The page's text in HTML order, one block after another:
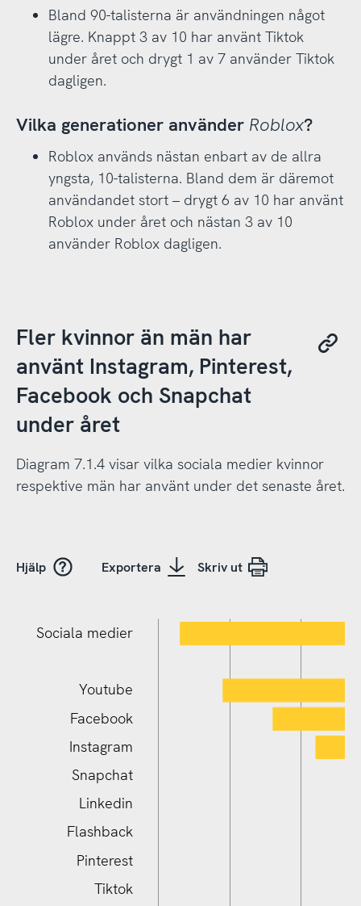
Bland 90-talisterna är användningen något
lägre. Knappt 3 av 10 har använt Tiktok
under året och drygt 1 av 7 använder Tiktok
dagligen.
Vilka generationer använder Roblox?
Roblox används nästan enbart av de allra
yngsta, 10-talisterna. Bland dem är däremot
användandet stort – drygt 6 av 10 har använt
Roblox under året och nästan 3 av 10
använder Roblox dagligen.
Fler kvinnor än män har
använt Instagram, Pinterest,
Facebook och Snapchat
under året
Diagram 7.1.4 visar vilka sociala medier kvinnor
respektive män har använt under det senaste året.
Hjälp Exportera Skriv ut
Tiktok
Pinterest
Flashback
Linkedin
Snapchat
Instagram
Facebook
Youtube
Sociala medier